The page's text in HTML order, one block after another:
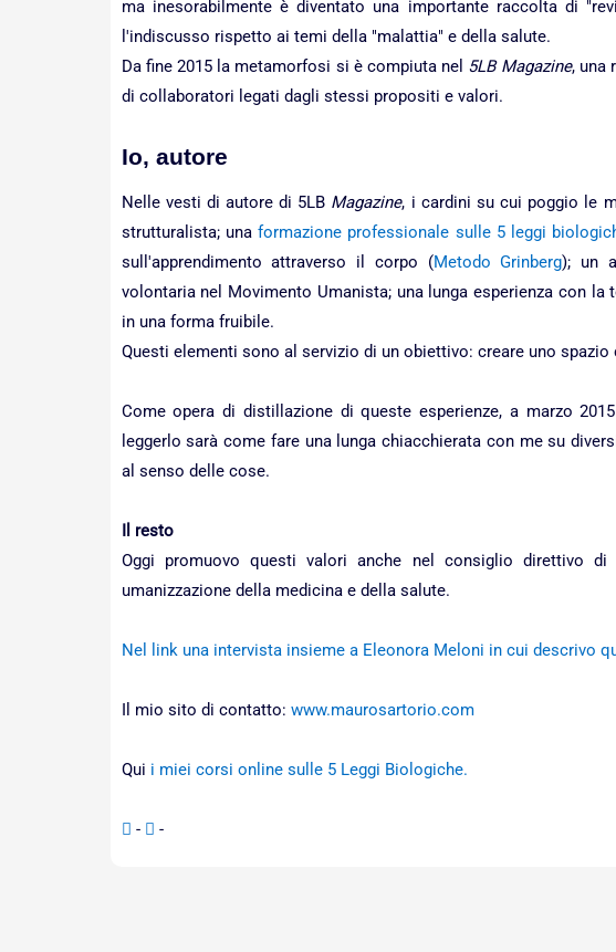
ma inesorabilmente è diventato una importante raccolta di
l'indiscusso rispetto ai temi della "malattia" e della salute.
Da fine 2015 la metamorfosi si è compiuta nel 5LB Magazine, una
di collaboratori legati dagli stessi propositi e valori.
Io, autore
Nelle vesti di autore di 5LB Magazine, i cardini su cui poggio le
strutturalista; unaformazione professionale sulle 5 leggi
sull'apprendimento attraverso il corpo (Metodo Grinberg); un
volontaria nel Movimento Umanista; una lunga esperienza con
in una forma fruibile.
Questi elementi sono al servizio di un obiettivo: creare uno
Come opera di distillazione di queste esperienze, a marzo
leggerlo sarà come fare una lunga chiacchierata con me su
al senso delle cose.
Il resto
Oggi promuovo questi valori anche nel consiglio direttivo
umanizzazione della medicina e della salute.
Nel link una intervista insieme a Eleonora Meloni in cui descrivo
Il mio sito di contatto: www.maurosartorio.com
Qui i miei corsi online sulle 5 Leggi Biologiche.
- -